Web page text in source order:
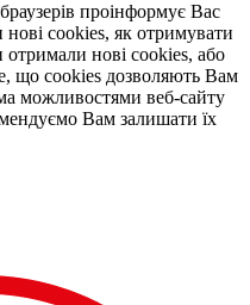
проінформує Вас
cookies, як отримувати
нові cookies, або
що cookies дозволяють Вам
можливостями веб-сайту
Вам залишати їх